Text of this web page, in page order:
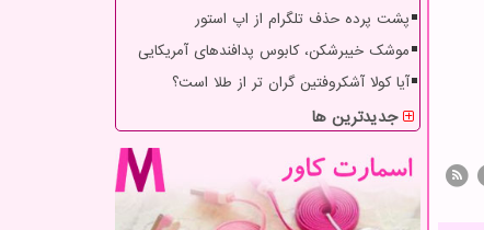
پشت پرده حذف تلگرام از اپ استور
موشک خیبرشکن، کابوس پدافندهای آمریکایی
آیا کولا آشکروفتین گران تر از طلا است؟
جدیدترین ها